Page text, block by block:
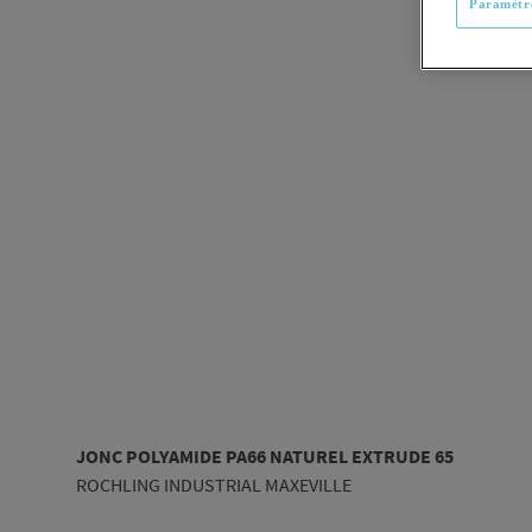
JONC POLYAMIDE PA66 NATUREL EXTRUDE 65
ROCHLING INDUSTRIAL MAXEVILLE